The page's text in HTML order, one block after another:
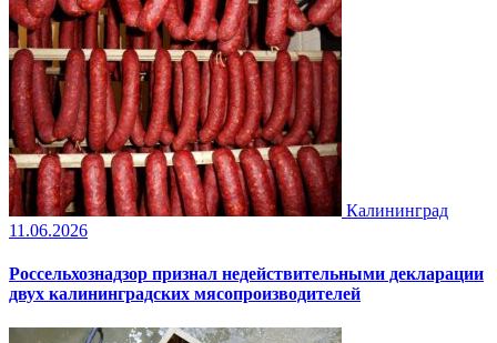
Калининград
11.06.2026
Россельхознадзор признал недействительными декларации
двух калининградских мясопроизводителей